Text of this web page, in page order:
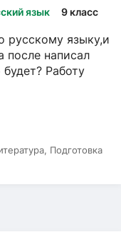
язык 9 класс
русскому языку,и
после написал
Работу
Подготовка